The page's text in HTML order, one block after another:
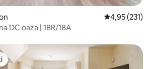
Prosječna
4,95 (231)
DC oaza | 1BR/1BA
s oznakom „Odabrali gosti”